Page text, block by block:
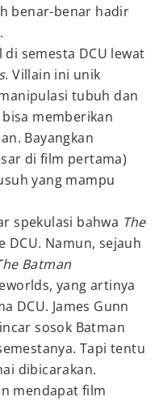
benar-benar hadir
semesta DCU lewat
. Villain ini unik
tubuh dan
memberikan
Bayangkan
di film pertama)
yang mampu
spekulasi bahwa The
DCU. Namun, sejauh
Batman
yang artinya
DCU. James Gunn
sosok Batman
Tapi tentu
dibicarakan.
mendapat film